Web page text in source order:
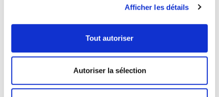
Afficher les détails
Tout autoriser
Autoriser la sélection
03/07/2023 parCookiebot:
Les cookies nécessaires contribuent à rendre un site
comme la navigation de page et l'accès aux zones